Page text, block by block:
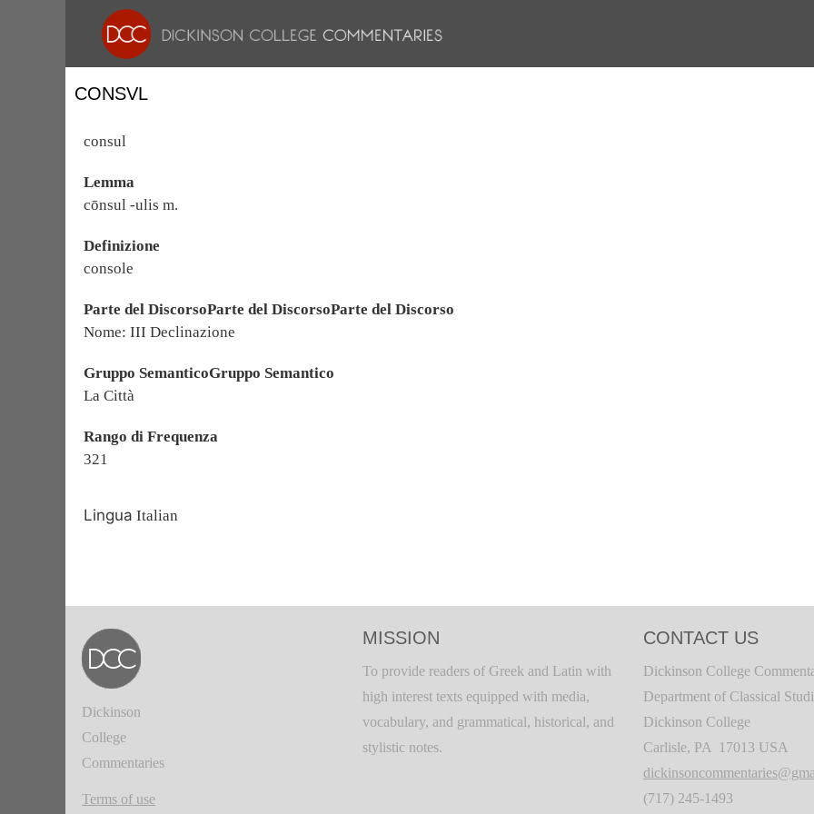
CONSVL
consul
Lemma
cōnsul -ulis m.
Definizione
console
Parte del DiscorsoParte del DiscorsoParte del Discorso
Nome: III Declinazione
Gruppo SemanticoGruppo Semantico
La Città
Rango di Frequenza
321
Lingua Italian
Dickinson
College
Commentaries
Terms of use
MISSION
To provide readers of Greek and Latin with
high interest texts equipped with media,
vocabulary, and grammatical, historical, and
stylistic notes.
CONTACT US
Dickinson College
Department of Classical
Dickinson College
Carlisle, PA 17013 USA
(717) 245-1493